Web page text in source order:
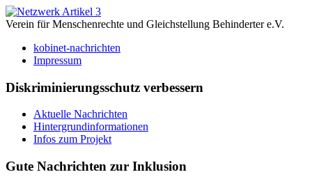
Verein für Menschenrechte und Gleichstellung Behinderter e.V.
kobinet-nachrichten
Impressum
Diskriminierungsschutz verbessern
Aktuelle Nachrichten
Hintergrundinformationen
Infos zum Projekt
Gute Nachrichten zur Inklusion